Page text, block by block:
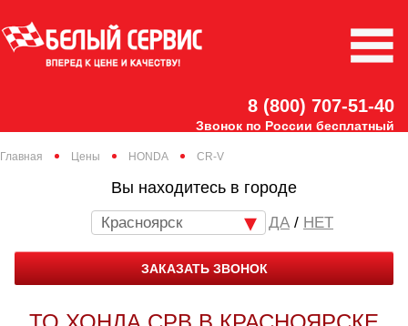
8 (800) 707-51-40
Звонок по России бесплатный
Главная Цены HONDA CR-V
Вы находитесь в городе
Красноярск / НЕТ
ЗАКАЗАТЬ ЗВОНОК